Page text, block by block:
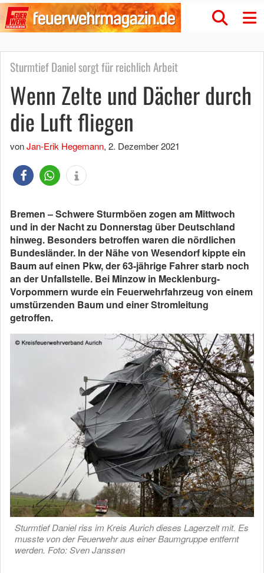
Sturmtief Daniel sorgt für reichlich Arbeit
Wenn Zelte und Dächer durch
die Luft fliegen
vonJan-Erik Hegemann, 2. Dezember 2021
Bremen – Schwere Sturmböen zogen am Mittwoch
und in der Nacht zu Donnerstag über Deutschland
hinweg. Besonders betroffen waren die nördlichen
Bundesländer. In der Nähe von Wesendorf kippte ein
Baum auf einen Pkw, der 63-jährige Fahrer starb noch
an der Unfallstelle. Bei Minzow in Mecklenburg-
Vorpommern wurde ein Feuerwehrfahrzeug von einem
umstürzenden Baum und einer Stromleitung
getroffen.
Sturmtief Daniel riss im Kreis Aurich dieses Lagerzelt mit. Es
musste von der Feuerwehr aus einer Baumgruppe entfernt
werden. Foto: Sven Janssen